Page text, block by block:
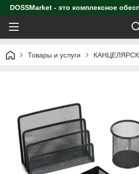
DOSSMarket - это комплексное
Товары и услуги